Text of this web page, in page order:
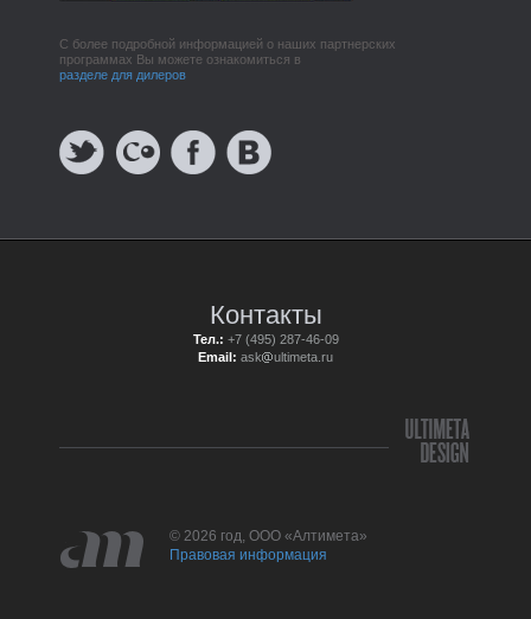
С более подробной информацией о наших партнерских
программах Вы можете ознакомиться в
разделе для дилеров
Контакты
Тел.: +7 (495) 287-46-09
Email: ask ultimeta.ru
© 2026 год, ООО «Алтимета»
Правовая информация